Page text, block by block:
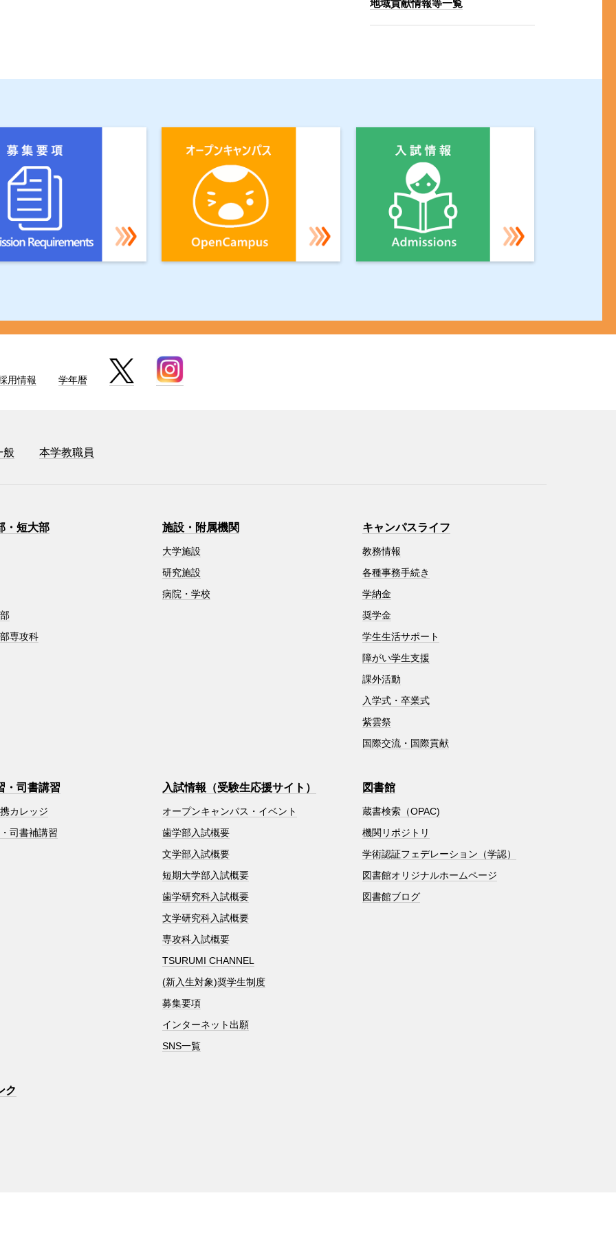
地域貢献情報等一覧
用情報 学年暦
般 本学教職員
・短大部
専攻科
施設・附属機関
大学施設
研究施設
病院・学校
キャンパスライフ
教務情報
各種事務手続き
学納金
奨学金
学生生活サポート
障がい学生支援
課外活動
入学式・卒業式
紫雲祭
国際交流・国際貢献
・司書講習
カレッジ
司書補講習
入試情報（受験生応援サイト）
オープンキャンパス・イベント
歯学部入試概要
文学部入試概要
短期大学部入試概要
歯学研究科入試概要
文学研究科入試概要
専攻科入試概要
TSURUMI CHANNEL
(新入生対象)奨学生制度
募集要項
インターネット出願
SNS一覧
図書館
蔵書検索（OPAC)
機関リポジトリ
学術認証フェデレーション（学認）
図書館オリジナルホームページ
図書館ブログ
ク